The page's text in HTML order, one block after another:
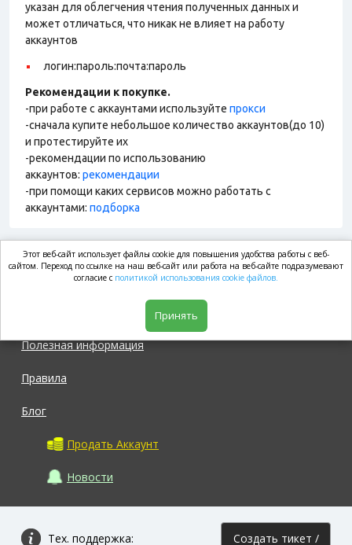
указан для облегчения чтения полученных данных и
может отличаться, что никак не влияет на работу
аккаунтов
логин:пароль:почта:пароль
Рекомендации к покупке.
-при работе с аккаунтами используйте прокси
-сначала купите небольшое количество аккаунтов(до 10)
и протестируйте их
-рекомендации по использованию
аккаунтов: рекомендации
-при помощи каких сервисов можно работать с
аккаунтами: подборка
market.com
Полезная информация
Правила
Блог
Продать Аккаунт
Новости
Тех. поддержка: Создать тикет /
Этот веб-сайт использует файлы cookie для повышения удобства работы с веб-
сайтом. Переход по ссылке на наш веб-сайт или работа на веб-сайте подразумевают
согласие с политикой использования cookie файлов.
Принять